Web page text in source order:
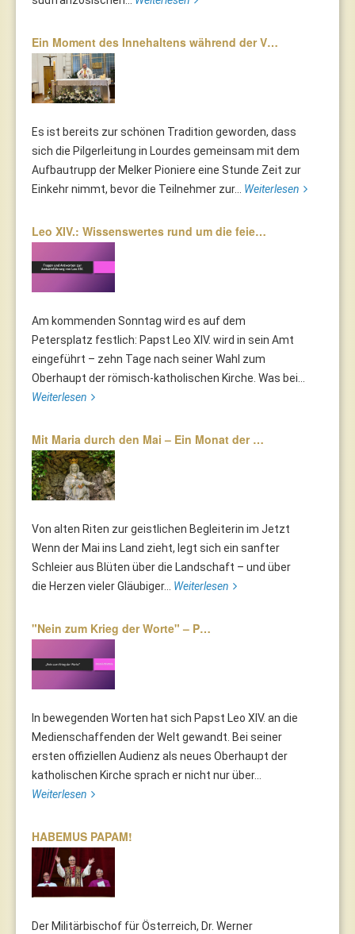
Ein Moment des Innehaltens während der V…
Es ist bereits zur schönen Tradition geworden, dass
sich die Pilgerleitung in Lourdes gemeinsam mit dem
Aufbautrupp der Melker Pioniere eine Stunde Zeit zur
Einkehr nimmt, bevor die Teilnehmer zur... Weiterlesen
Leo XIV.: Wissenswertes rund um die feie…
Am kommenden Sonntag wird es auf dem
Petersplatz festlich: Papst Leo XIV. wird in sein Amt
eingeführt – zehn Tage nach seiner Wahl zum
Oberhaupt der römisch-katholischen Kirche. Was bei...
Weiterlesen
Mit Maria durch den Mai – Ein Monat der …
Von alten Riten zur geistlichen Begleiterin im Jetzt
Wenn der Mai ins Land zieht, legt sich ein sanfter
Schleier aus Blüten über die Landschaft – und über
die Herzen vieler Gläubiger... Weiterlesen
"Nein zum Krieg der Worte" – P…
In bewegenden Worten hat sich Papst Leo XIV. an die
Medienschaffenden der Welt gewandt. Bei seiner
ersten offiziellen Audienz als neues Oberhaupt der
katholischen Kirche sprach er nicht nur über...
Weiterlesen
HABEMUS PAPAM!
Der Militärbischof für Österreich, Dr. Werner